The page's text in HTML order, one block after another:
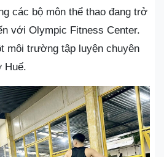
các bộ môn thể thao đang trở
với Olympic Fitness Center.
môi trường tập luyện chuyên
Huế.